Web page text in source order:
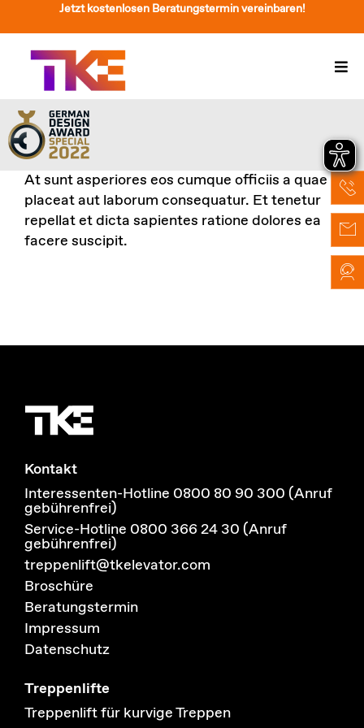
Inhalt
springen
Jetzt kostenlosen Beratungstermin vereinbaren!
Treppenlift
Preise
Service
Treppenliftberatung
At sunt asperiores eos cumque officiis a quae
placeat aut laborum consequatur. Et tenetur
repellat et dicta sapientes ratione dolores ea
facere suscipit.
Kontakt
Interessenten-Hotline 0800 80 90 300 (Anruf
gebührenfrei)
Service-Hotline 0800 366 24 30 (Anruf
gebührenfrei)
treppenlift@tkelevator.com
Broschüre
Beratungstermin
Impressum
Datenschutz
Treppenlifte
Treppenlift für kurvige Treppen